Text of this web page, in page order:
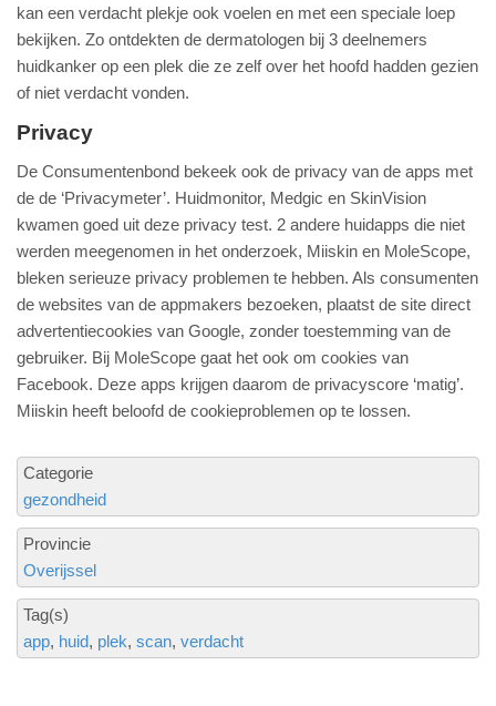
kan een verdacht plekje ook voelen en met een speciale loep
bekijken. Zo ontdekten de dermatologen bij 3 deelnemers
huidkanker op een plek die ze zelf over het hoofd hadden gezien
of niet verdacht vonden.
Privacy
De Consumentenbond bekeek ook de privacy van de apps met
de de ‘Privacymeter’. Huidmonitor, Medgic en SkinVision
kwamen goed uit deze privacy test. 2 andere huidapps die niet
werden meegenomen in het onderzoek, Miiskin en MoleScope,
bleken serieuze privacy problemen te hebben. Als consumenten
de websites van de appmakers bezoeken, plaatst de site direct
advertentiecookies van Google, zonder toestemming van de
gebruiker. Bij MoleScope gaat het ook om cookies van
Facebook. Deze apps krijgen daarom de privacyscore ‘matig’.
Miiskin heeft beloofd de cookieproblemen op te lossen.
Categorie
gezondheid
Provincie
Overijssel
Tag(s)
app huid plek scan verdacht